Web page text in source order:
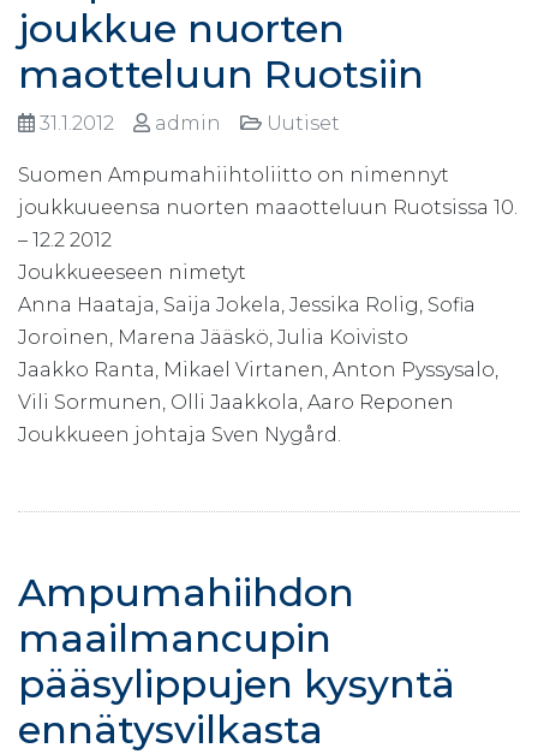
joukkue nuorten
maotteluun Ruotsiin
31.1.2012 admin Uutiset
Suomen Ampumahiihtoliitto on nimennyt
joukkuueensa nuorten maaotteluun Ruotsissa 10.
– 12.2 2012
Joukkueeseen nimetyt
Anna Haataja, Saija Jokela, Jessika Rolig, Sofia
Joroinen, Marena Jääskö, Julia Koivisto
Jaakko Ranta, Mikael Virtanen, Anton Pyssysalo,
Vili Sormunen, Olli Jaakkola, Aaro Reponen
Joukkueen johtaja Sven Nygård.
Ampumahiihdon
maailmancupin
pääsylippujen kysyntä
ennätysvilkasta